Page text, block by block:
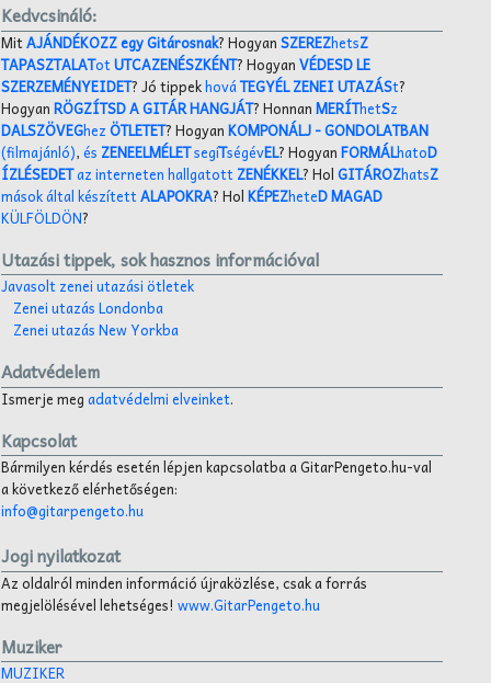
Kedvcsináló:
MitAJÁNDÉKOZZ egy Gitárosnak? HogyanSZEREZhetsZ
TAPASZTALATotUTCAZENÉSZKÉNT? HogyanVÉDESD LE
SZERZEMÉNYEIDET? Jó tippekhováTEGYÉL ZENEI UTAZÁSt?
HogyanRÖGZÍTSD A GITÁR HANGJÁT? HonnanMERÍThetSz
DALSZÖVEGhezÖTLETET? HogyanKOMPONÁLJ- GONDOLATBAN
(filmajánló),és ZENEELMÉLETsegíTségévEL? HogyanFORMÁLhatoD
ÍZLÉSEDETaz interneten hallgatott ZENÉKKEL? HolGITÁROZhatsZ
mások által készítettALAPOKRA? HolKÉPEZheteD MAGAD
KÜLFÖLDÖN?
Utazási tippek, sok hasznos információval
Javasolt zenei utazási ötletek
Zenei utazás Londonba
Zenei utazás New Yorkba
Adatvédelem
Ismerje megadatvédelmi elveinket.
Kapcsolat
Bármilyen kérdés esetén lépjen kapcsolatba a GitarPengeto.hu-val
a következő elérhetőségen:
info@gitarpengeto.hu
Jogi nyilatkozat
Az oldalról minden információ újraközlése, csak a forrás
megjelölésével lehetséges!www.GitarPengeto.hu
Muziker
MUZIKER